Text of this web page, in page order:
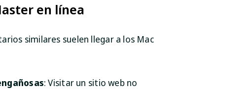
en línea
similares suelen llegar a los Mac
: Visitar un sitio web no